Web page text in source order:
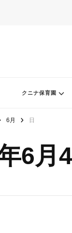
クニナ保育園
6月 日
6月